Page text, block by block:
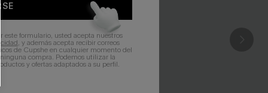
formulario, usted acepta nuestros
, y además acepta recibir correos
de Cupshe en cualquier momento del
compra. Podemos utilizar la
y ofertas adaptados a su perfil.